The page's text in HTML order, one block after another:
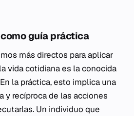
guía práctica
más directos para aplicar
vida cotidiana es la conocida
la práctica, esto implica una
y recíproca de las acciones
Un individuo que